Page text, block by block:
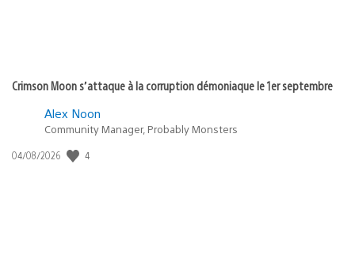
Crimson Moon s’attaque à la corruption démoniaque le 1er septembre
Alex Noon
Community Manager, Probably Monsters
Date
04/08/2026 4